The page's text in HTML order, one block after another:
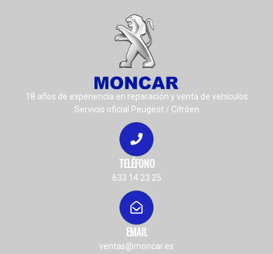
18 años de experiencia en reparación y venta de vehículos
Servicio oficial Peugeot / Citröen
TELÉFONO
633 14 23 25
EMAIL
ventas@moncar.es